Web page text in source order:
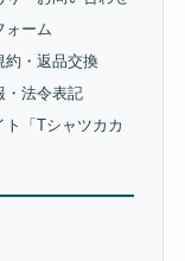
ォーム
約・返品交換
・法令表記
ト「Tシャツカカ